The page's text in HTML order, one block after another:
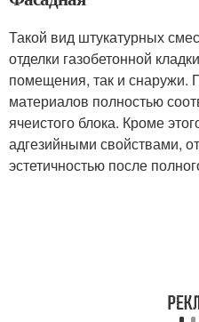
Такой вид штукатурных
отделки газобетонной
помещения, так и снаружи.
материалов полностью
ячеистого блока. Кроме
адгезийными свойствами,
эстетичностью после